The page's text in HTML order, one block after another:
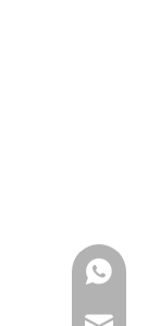
WhatsApp